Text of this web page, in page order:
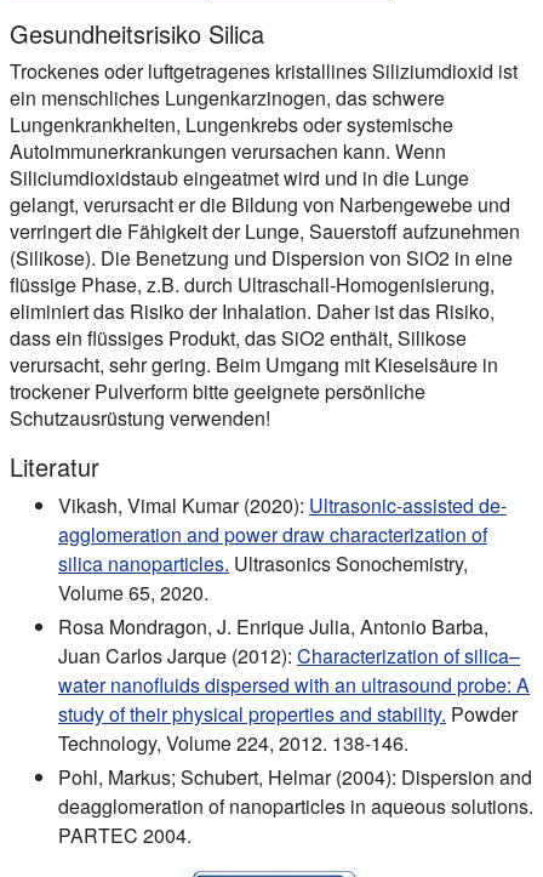
Gesundheitsrisiko Silica
Trockenes oder luftgetragenes kristallines Siliziumdioxid ist
ein menschliches Lungenkarzinogen, das schwere
Lungenkrankheiten, Lungenkrebs oder systemische
Autoimmunerkrankungen verursachen kann. Wenn
Siliciumdioxidstaub eingeatmet wird und in die Lunge
gelangt, verursacht er die Bildung von Narbengewebe und
verringert die Fähigkeit der Lunge, Sauerstoff aufzunehmen
(Silikose). Die Benetzung und Dispersion von SiO2 in eine
flüssige Phase, z.B. durch Ultraschall-Homogenisierung,
eliminiert das Risiko der Inhalation. Daher ist das Risiko,
dass ein flüssiges Produkt, das SiO2 enthält, Silikose
verursacht, sehr gering. Beim Umgang mit Kieselsäure in
trockener Pulverform bitte geeignete persönliche
Schutzausrüstung verwenden!
Literatur
Vikash, Vimal Kumar (2020): Ultrasonic-assisted de-
agglomeration and power draw characterization of
silica nanoparticles. Ultrasonics Sonochemistry,
Volume 65, 2020.
Rosa Mondragon, J. Enrique Julia, Antonio Barba,
Juan Carlos Jarque (2012): Characterization of silica–
water nanofluids dispersed with an ultrasound probe: A
study of their physical properties and stability. Powder
Technology, Volume 224, 2012. 138-146.
Pohl, Markus; Schubert, Helmar (2004): Dispersion and
deagglomeration of nanoparticles in aqueous solutions.
PARTEC 2004.